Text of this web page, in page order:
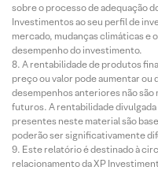
sobre o processo de adequação
Investimentos ao seu perfil de
mercado, mudanças climáticas e
desempenho do investimento.
A rentabilidade de produtos
preço ou valor pode aumentar ou
desempenhos anteriores não
futuros. A rentabilidade
presentes neste material são
poderão ser significativamente
Este relatório é destinado à
relacionamento da XP